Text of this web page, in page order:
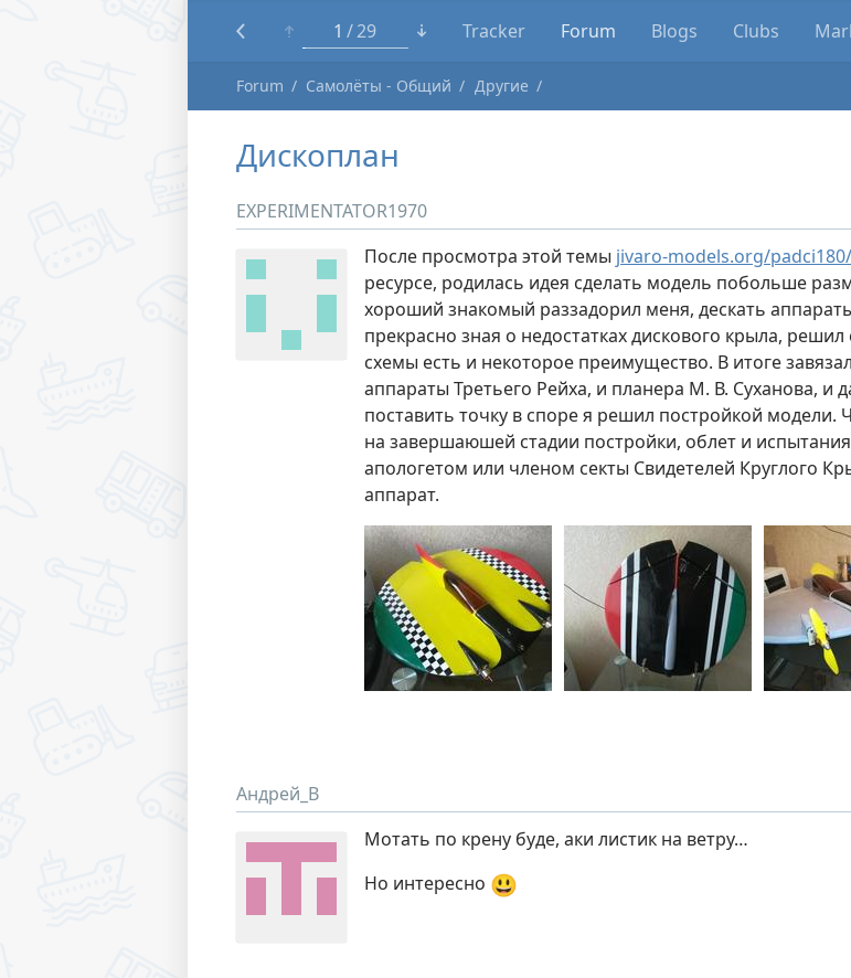
1 29 Tracker Forum Blogs Clubs
Forum Самолёты - Общий Другие
Дископлан
EXPERIMENTATOR1970
После просмотра этой темы jivaro-models.org/
ресурсе, родилась идея сделать модель побольше
хороший знакомый раззадорил меня, дескать
прекрасно зная о недостатках дискового крыла,
схемы есть и некоторое преимущество. В итоге
аппараты Третьего Рейха, и планера М. В. Суханова,
поставить точку в споре я решил постройкой
на завершаюшей стадии постройки, облет и
апологетом или членом секты Свидетелей Круглого
аппарат.
Андрей_В
Мотать по крену буде, аки листик на ветру…
Но интересно 😃